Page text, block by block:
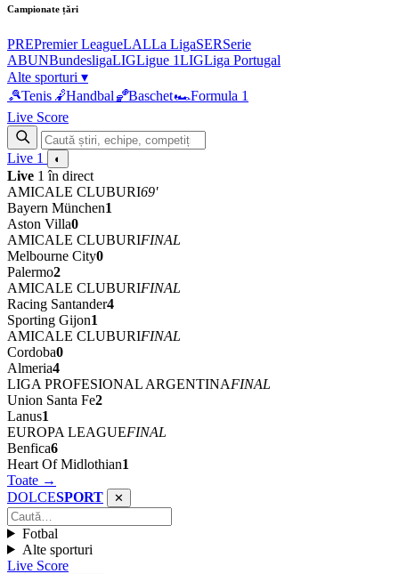
Campionate țări
PREPremier LeagueLALLa LigaSERSerie
ABUNBundesligaLIGLigue 1LIGLiga Portugal
Alte sporturi ▾
🎾Tenis 🤾Handbal🏀Baschet🏎Formula 1
Live Score
Live 1 ◐
Live 1 în direct
AMICALE CLUBURI69'
Bayern München1
Aston Villa0
AMICALE CLUBURIFINAL
Melbourne City0
Palermo2
AMICALE CLUBURIFINAL
Racing Santander4
Sporting Gijon1
AMICALE CLUBURIFINAL
Cordoba0
Almeria4
LIGA PROFESIONAL ARGENTINAFINAL
Union Santa Fe2
Lanus1
EUROPA LEAGUEFINAL
Benfica6
Heart Of Midlothian1
Toate →
DOLCESPORT ✕
Fotbal
Alte sporturi
Live Score